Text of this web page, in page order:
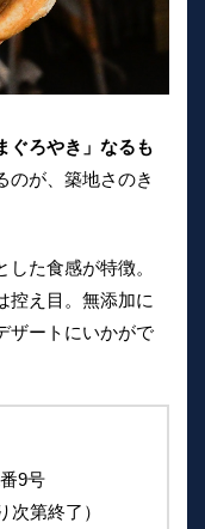
ぐろやき」なるも
が、築地さのき
た食感が特徴。
控え目。無添加に
ザートにいかがで
9号
次第終了）